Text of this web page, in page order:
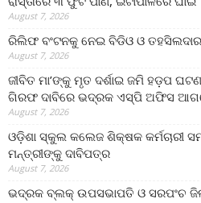
August 7, 2026
ରିଲିଫ ବଂଟନକୁ ନେଇ ବିଡିଓ ଓ
August 7, 2026
ଜୀବିତ ମା’ଙ୍କୁ ମୃତ ଦର୍ଶାଇ ଜମି ହଡ଼ପ
ଗିରଫ ଦାବିରେ ଭଦ୍ରକ ଏସ୍‌ପି ଅଫିସ
August 7, 2026
ଓଡ଼ିଶା ସ୍କୁଲ କଲେଜ ଶିକ୍ଷକ କର୍ମଚାରୀ
ମନ୍ତ୍ରୀଙ୍କୁ ଦାବିପତ୍ର
August 7, 2026
ଭଦ୍ରକ ବ୍ଲକ୍ ଉପସଭାପତି ଓ ସରପଂଚ